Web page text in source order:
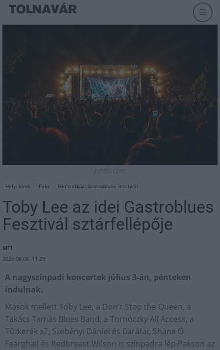
pexels.com
Helyi hírek Paks Nemzetközi Gastroblues Fesztivál
Toby Lee az idei Gastroblues
Fesztivál sztárfellépője
MTI
2026.06.08. 11:23
A nagyszínpadi koncertek július 3-án, pénteken
indulnak.
Mások mellett Toby Lee, a Don't Stop the Queen, a
Takács Tamás Blues Band, a Tornóczky All Access, a
Tűzkerék xT, Szebényi Dániel és Barátai, Shane Ó
Fearghail és Redbreast Wilson is színpadra lép Pakson az